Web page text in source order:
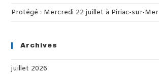
Protégé : Mercredi 22 juillet à Piriac-sur-Mer
Archives
juillet 2026